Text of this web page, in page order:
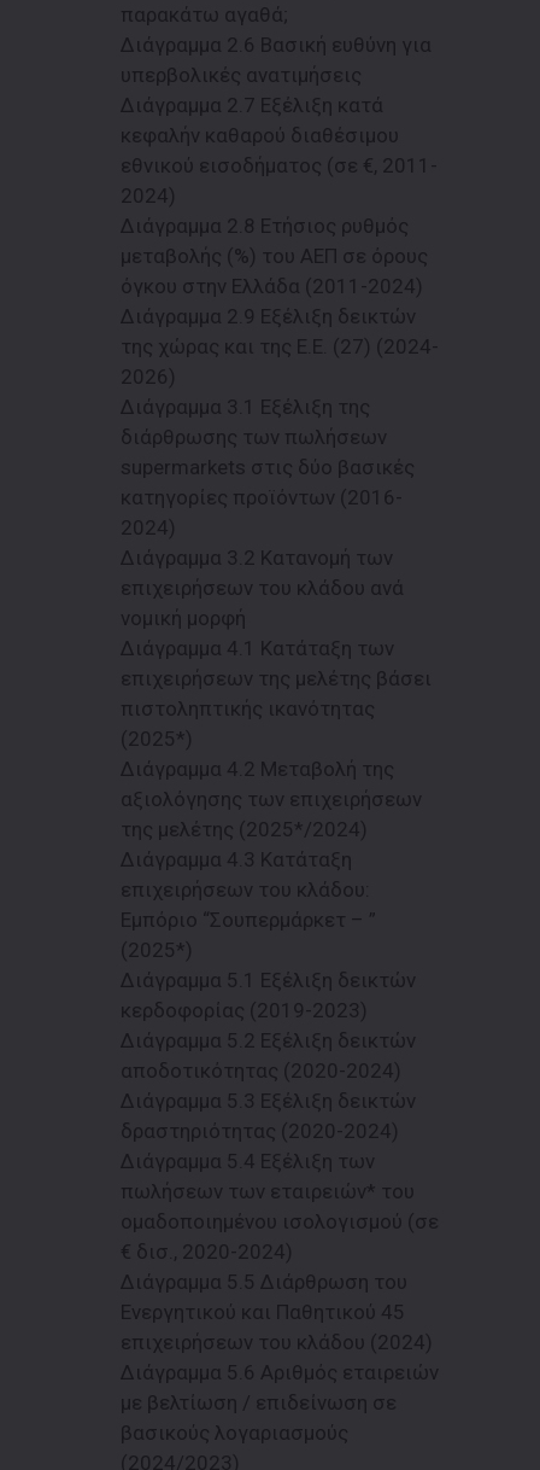
παρακάτω αγαθά;
Διάγραμμα 2.6 Βασική ευθύνη για
υπερβολικές ανατιμήσεις
Διάγραμμα 2.7 Εξέλιξη κατά
κεφαλήν καθαρού διαθέσιμου
εθνικού εισοδήματος (σε €, 2011-
2024)
Διάγραμμα 2.8 Ετήσιος ρυθμός
μεταβολής (%) του ΑΕΠ σε όρους
όγκου στην Ελλάδα (2011-2024)
Διάγραμμα 2.9 Εξέλιξη δεικτών
της χώρας και της Ε.Ε. (27) (2024-
2026)
Διάγραμμα 3.1 Εξέλιξη της
διάρθρωσης των πωλήσεων
supermarkets στις δύο βασικές
κατηγορίες προϊόντων (2016-
2024)
Διάγραμμα 3.2 Κατανομή των
επιχειρήσεων του κλάδου ανά
νομική μορφή
Διάγραμμα 4.1 Κατάταξη των
επιχειρήσεων της μελέτης βάσει
πιστοληπτικής ικανότητας
(2025*)
Διάγραμμα 4.2 Μεταβολή της
αξιολόγησης των επιχειρήσεων
της μελέτης (2025*/2024)
Διάγραμμα 4.3 Κατάταξη
επιχειρήσεων του κλάδου:
Eμπόριο “Σουπερμάρκετ – ”
(2025*)
Διάγραμμα 5.1 Εξέλιξη δεικτών
κερδοφορίας (2019-2023)
Διάγραμμα 5.2 Εξέλιξη δεικτών
αποδοτικότητας (2020-2024)
Διάγραμμα 5.3 Εξέλιξη δεικτών
δραστηριότητας (2020-2024)
Διάγραμμα 5.4 Εξέλιξη των
πωλήσεων των εταιρειών* του
ομαδοποιημένου ισολογισμού (σε
€ δισ., 2020-2024)
Διάγραμμα 5.5 Διάρθρωση του
Ενεργητικού και Παθητικού 45
επιχειρήσεων του κλάδου (2024)
Διάγραμμα 5.6 Αριθμός εταιρειών
με βελτίωση / επιδείνωση σε
βασικούς λογαριασμούς
(2024/2023)